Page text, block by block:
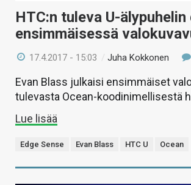
HTC:n tuleva U-
ensimmäisessä
17.4.2017 - 15:03 /Juha Kokkonen
Evan Blass julkaisi ensimmäiset
tulevasta Ocean-koodinimellisestä
Lue lisää
Edge Sense Evan Blass HTC U Ocean